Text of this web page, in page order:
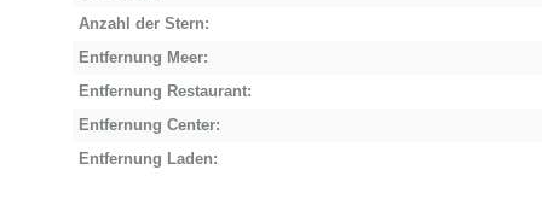
Anzahl der Stern:
Entfernung Meer:
Entfernung Restaurant:
Entfernung Center:
Entfernung Laden: